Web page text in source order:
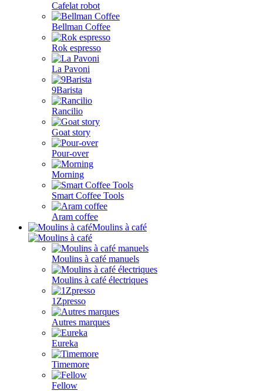
Cafelat robot
Bellman Coffee
Rok espresso
La Pavoni
9Barista
Rancilio
Goat story
Pour-over
Morning
Smart Coffee Tools
Aram coffee
Moulins à café
Moulins à café manuels
Moulins à café électriques
1Zpresso
Autres marques
Eureka
Timemore
Fellow